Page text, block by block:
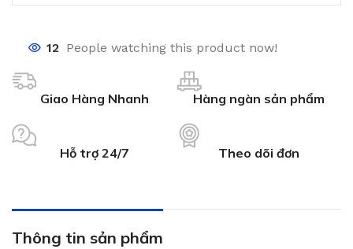
12 People watching this product now!
Giao Hàng Nhanh Hàng ngàn sản phẩm
Hỗ trợ 24/7 Theo dõi đơn
Thông tin sản phẩm